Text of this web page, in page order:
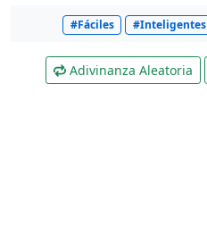
#Fáciles #Inteligentes
Adivinanza Aleatoria